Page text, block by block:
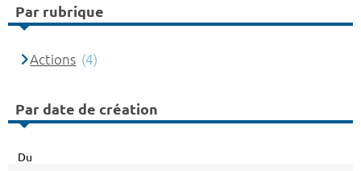
Par rubrique
Actions (4)
Par date de création
Du